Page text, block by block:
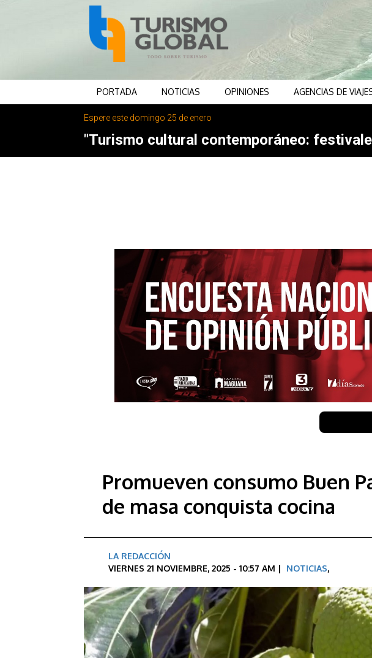
PORTADA NOTICIAS OPINIONES AGENCIAS DE
Espere este domingo 25 de enero
"Turismo cultural contemporáneo:
Promueven consumo Buen
de masa conquista cocina
LA REDACCIÓN
VIERNES 21 NOVIEMBRE, 2025 - 10:57 AM | NOTICIAS,